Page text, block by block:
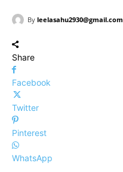
By leelasahu2930@gmail.com
Share
Facebook
Twitter
Pinterest
WhatsApp